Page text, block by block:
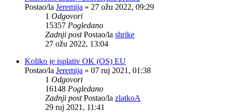
Postao/la Jeremija » 27 ožu 2022, 09:29
1 Odgovori
15357 Pogledano
Zadnji postPostao/la shrike
27 ožu 2022, 13:04
Koliko je isplativ OK (OS) EU
Postao/la Jeremija » 07 ruj 2021, 01:38
1 Odgovori
16148 Pogledano
Zadnji postPostao/la zlatkoA
29 ruj 2021, 11:41